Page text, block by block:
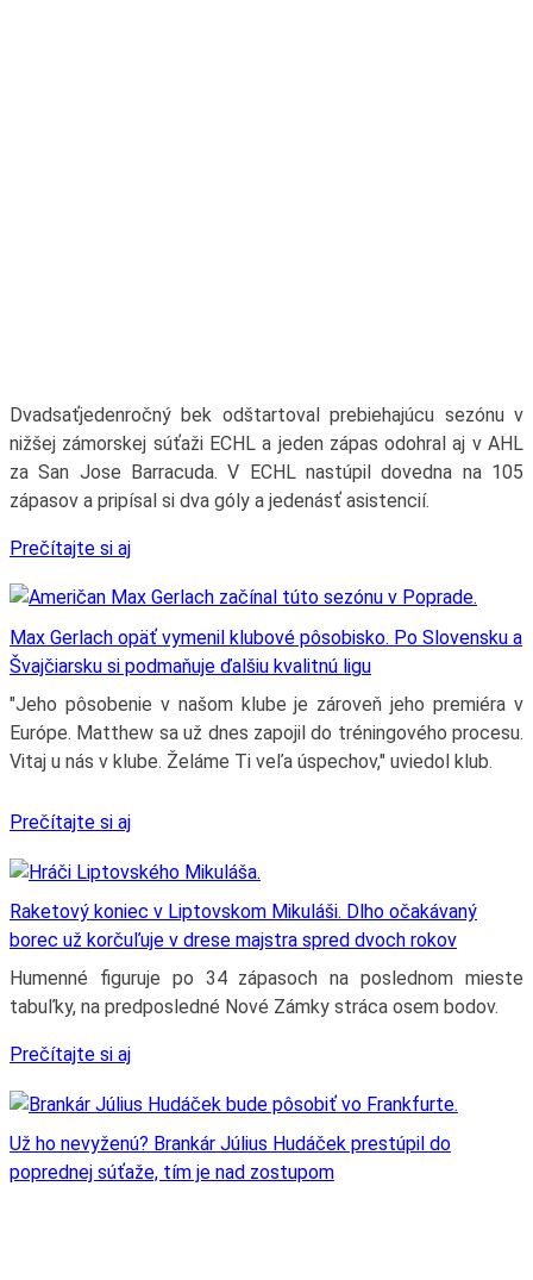
Dvadsaťjedenročný bek odštartoval prebiehajúcu sezónu v
nižšej zámorskej súťaži ECHL a jeden zápas odohral aj v AHL
za San Jose Barracuda. V ECHL nastúpil dovedna na 105
zápasov a pripísal si dva góly a jedenásť asistencií.
Prečítajte si aj
Max Gerlach opäť vymenil klubové pôsobisko. Po Slovensku a
Švajčiarsku si podmaňuje ďalšiu kvalitnú ligu
"Jeho pôsobenie v našom klube je zároveň jeho premiéra v
Európe. Matthew sa už dnes zapojil do tréningového procesu.
Vitaj u nás v klube. Želáme Ti veľa úspechov," uviedol klub.
Prečítajte si aj
Raketový koniec v Liptovskom Mikuláši. Dlho očakávaný
borec už korčuľuje v drese majstra spred dvoch rokov
Humenné figuruje po 34 zápasoch na poslednom mieste
tabuľky, na predposledné Nové Zámky stráca osem bodov.
Prečítajte si aj
Už ho nevyženú? Brankár Július Hudáček prestúpil do
poprednej súťaže, tím je nad zostupom